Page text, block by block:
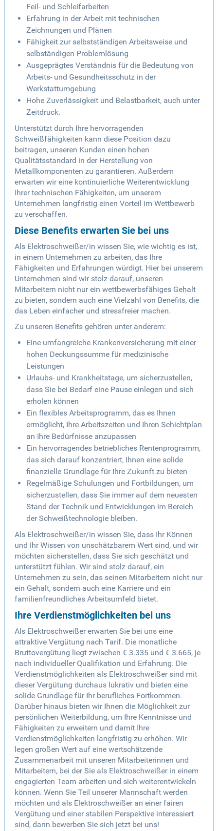
Feil- und Schleifarbeiten
Erfahrung in der Arbeit mit technischen
Zeichnungen und Plänen
Fähigkeit zur selbstständigen Arbeitsweise und
selbständigen Problemlösung
Ausgeprägtes Verständnis für die Bedeutung von
Arbeits- und Gesundheitsschutz in der
Werkstattumgebung
Hohe Zuverlässigkeit und Belastbarkeit, auch unter
Zeitdruck.
Unterstützt durch Ihre hervorragenden
Schweißfähigkeiten kann diese Position dazu
beitragen, unseren Kunden einen hohen
Qualitätsstandard in der Herstellung von
Metallkomponenten zu garantieren. Außerdem
erwarten wir eine kontinuierliche Weiterentwicklung
Ihrer technischen Fähigkeiten, um unserem
Unternehmen langfristig einen Vorteil im Wettbewerb
zu verschaffen.
Diese Benefits erwarten Sie bei uns
Als Elektroschweißer/in wissen Sie, wie wichtig es ist,
in einem Unternehmen zu arbeiten, das Ihre
Fähigkeiten und Erfahrungen würdigt. Hier bei unserem
Unternehmen sind wir stolz darauf, unseren
Mitarbeitern nicht nur ein wettbewerbsfähiges Gehalt
zu bieten, sondern auch eine Vielzahl von Benefits, die
das Leben einfacher und stressfreier machen.
Zu unseren Benefits gehören unter anderem:
Eine umfangreiche Krankenversicherung mit einer
hohen Deckungssumme für medizinische
Leistungen
Urlaubs- und Krankheitstage, um sicherzustellen,
dass Sie bei Bedarf eine Pause einlegen und sich
erholen können
Ein flexibles Arbeitsprogramm, das es Ihnen
ermöglicht, Ihre Arbeitszeiten und Ihren Schichtplan
an Ihre Bedürfnisse anzupassen
Ein hervorragendes betriebliches Rentenprogramm,
das sich darauf konzentriert, Ihnen eine solide
finanzielle Grundlage für Ihre Zukunft zu bieten
Regelmäßige Schulungen und Fortbildungen, um
sicherzustellen, dass Sie immer auf dem neuesten
Stand der Technik und Entwicklungen im Bereich
der Schweißtechnologie bleiben.
Als Elektroschweißer/in wissen Sie, dass Ihr Können
und Ihr Wissen von unschätzbarem Wert sind, und wir
möchten sicherstellen, dass Sie sich geschätzt und
unterstützt fühlen. Wir sind stolz darauf, ein
Unternehmen zu sein, das seinen Mitarbeitern nicht nur
ein Gehalt, sondern auch eine Karriere und ein
familienfreundliches Arbeitsumfeld bietet.
Ihre Verdienstmöglichkeiten bei uns
Als Elektroschweißer erwarten Sie bei uns eine
attraktive Vergütung nach Tarif. Die monatliche
Bruttovergütung liegt zwischen € 3.335 und € 3.665, je
nach individueller Qualifikation und Erfahrung. Die
Verdienstmöglichkeiten als Elektroschweißer sind mit
dieser Vergütung durchaus lukrativ und bieten eine
solide Grundlage für Ihr berufliches Fortkommen.
Darüber hinaus bieten wir Ihnen die Möglichkeit zur
persönlichen Weiterbildung, um Ihre Kenntnisse und
Fähigkeiten zu erweitern und damit Ihre
Verdienstmöglichkeiten langfristig zu erhöhen. Wir
legen großen Wert auf eine wertschätzende
Zusammenarbeit mit unseren Mitarbeiterinnen und
Mitarbeitern, bei der Sie als Elektroschweißer in einem
engagierten Team arbeiten und sich weiterentwickeln
können. Wenn Sie Teil unserer Mannschaft werden
möchten und als Elektroschweißer an einer fairen
Vergütung und einer stabilen Perspektive interessiert
sind, dann bewerben Sie sich jetzt bei uns!